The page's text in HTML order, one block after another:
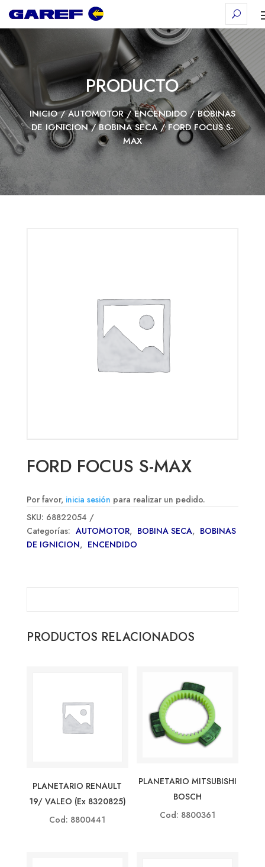
PRODUCTO
INICIO/AUTOMOTOR/ENCENDIDO/BOBINAS
DE IGNICION/BOBINA SECA/ FORD FOCUS S-
MAX
FORD FOCUS S-MAX
Por favor, inicia sesión para realizar un pedido.
SKU: 68822054
Categorías: AUTOMOTOR, BOBINA SECA, BOBINAS
DE IGNICION, ENCENDIDO
PRODUCTOS RELACIONADOS
PLANETARIO RENAULT
19/ VALEO (ex 8320825)
Cod: 8800441
PLANETARIO MITSUBISHI
BOSCH
Cod: 8800361